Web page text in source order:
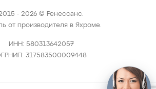
- 2026 © Ренессанс.
от производителя в Яхроме.
ИНН: 580313642057
317583500009448